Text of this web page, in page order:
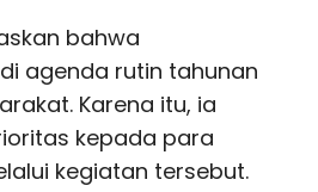
bahwa
agenda rutin tahunan
Karena itu, ia
kepada para
kegiatan tersebut.